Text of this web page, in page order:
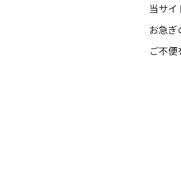
当サイ
お急ぎ
ご不便